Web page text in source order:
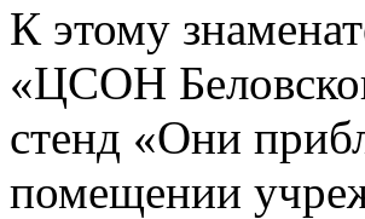
К этому
«ЦСОН
стенд «Они
помещении